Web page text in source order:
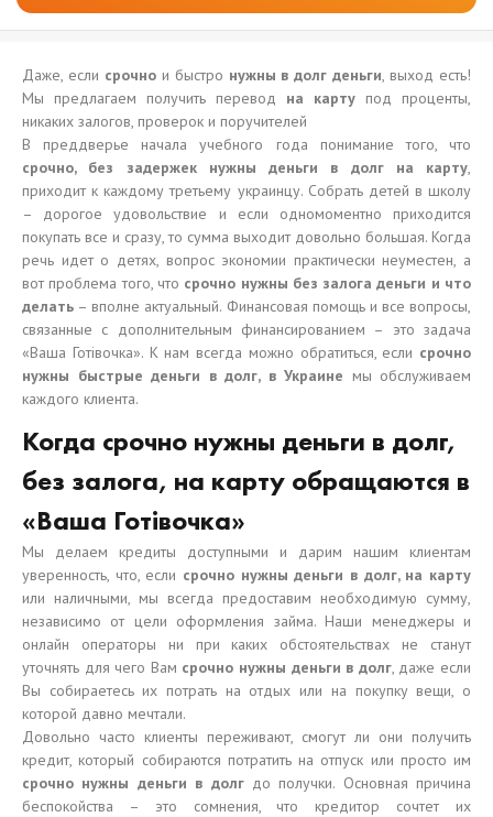
Даже, если срочнои быстро нужны в долг деньги, выход есть!
Мы предлагаем получить перевод на карту под проценты,
никаких залогов, проверок и поручителей
В преддверье начала учебного года понимание того, что
срочно, без задержек нужны деньги в долг на карту,
приходит к каждому третьему украинцу. Собрать детей в школу
– дорогое удовольствие и если одномоментно приходится
покупать все и сразу, то сумма выходит довольно большая. Когда
речь идет о детях, вопрос экономии практически неуместен, а
вот проблема того, что срочно нужны без залога деньги и что
делать – вполне актуальный. Финансовая помощь и все вопросы,
связанные с дополнительным финансированием – это задача
«Ваша Готівочка». К нам всегда можно обратиться, если срочно
нужны быстрые деньги в долг, в Украине мы обслуживаем
каждого клиента.
Когда срочно нужны деньги в долг,
без залога, на карту обращаются в
«Ваша Готівочка»
Мы делаем кредиты доступными и дарим нашим клиентам
уверенность, что, если срочно нужны деньги в долг, на карту
или наличными, мы всегда предоставим необходимую сумму,
независимо от цели оформления займа. Наши менеджеры и
онлайн операторы ни при каких обстоятельствах не станут
уточнять для чего Вам срочно нужны деньги в долг, даже если
Вы собираетесь их потрать на отдых или на покупку вещи, о
которой давно мечтали.
Довольно часто клиенты переживают, смогут ли они получить
кредит, который собираются потратить на отпуск или просто им
срочно нужны деньги в долгдо получки. Основная причина
беспокойства – это сомнения, что кредитор сочтет их